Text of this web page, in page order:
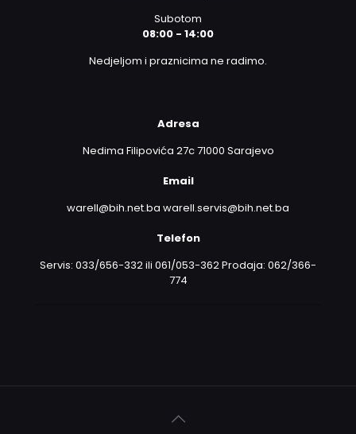
Subotom
08:00 - 14:00
Nedjeljom i praznicima ne radimo.
Adresa
Nedima Filipovića 27c 71000 Sarajevo
Email
warell@bih.net.ba warell.servis@bih.net.ba
Telefon
Servis: 033/656-332 ili 061/053-362 Prodaja: 062/366-
774